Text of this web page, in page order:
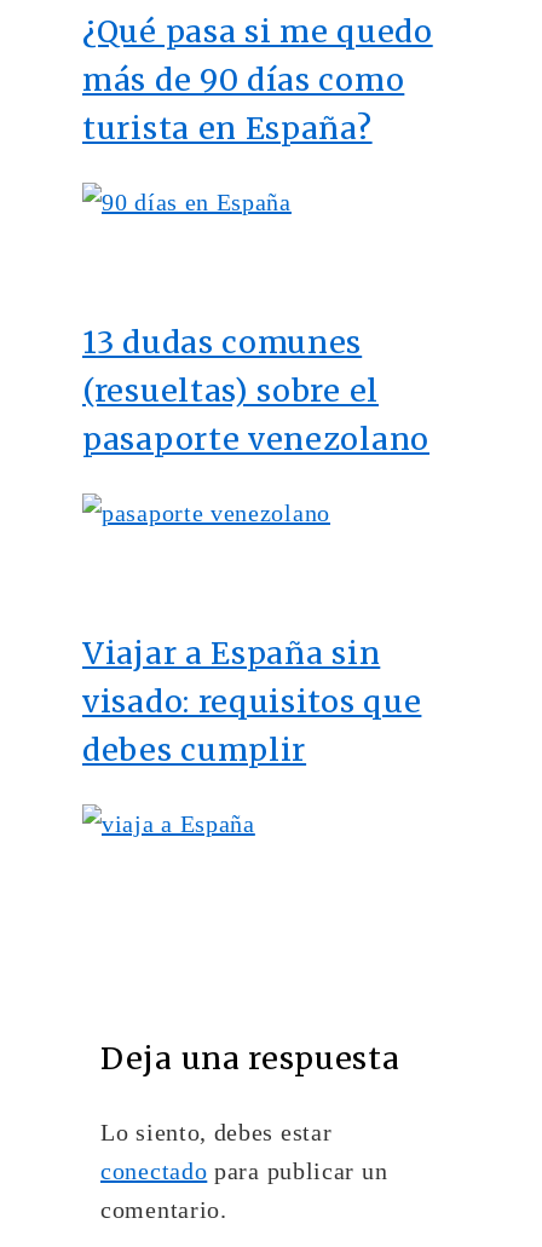
¿Qué pasa si me quedo
más de 90 días como
turista en España?
13 dudas comunes
(resueltas) sobre el
pasaporte venezolano
Viajar a España sin
visado: requisitos que
debes cumplir
Deja una respuesta
Lo siento, debes estar
conectado para publicar un
comentario.